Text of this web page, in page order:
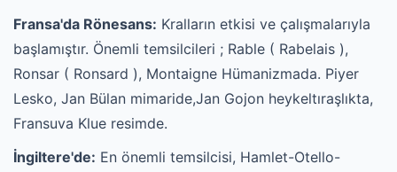
Fransa'da Rönesans: Kralların etkisi ve çalışmalarıyla
başlamıştır. Önemli temsilcileri ; Rable ( Rabelais ),
Ronsar ( Ronsard ), Montaigne Hümanizmada. Piyer
Lesko, Jan Bülan mimaride,Jan Gojon heykeltıraşlıkta,
Fransuva Klue resimde.
İngiltere'de: En önemli temsilcisi, Hamlet-Otello-